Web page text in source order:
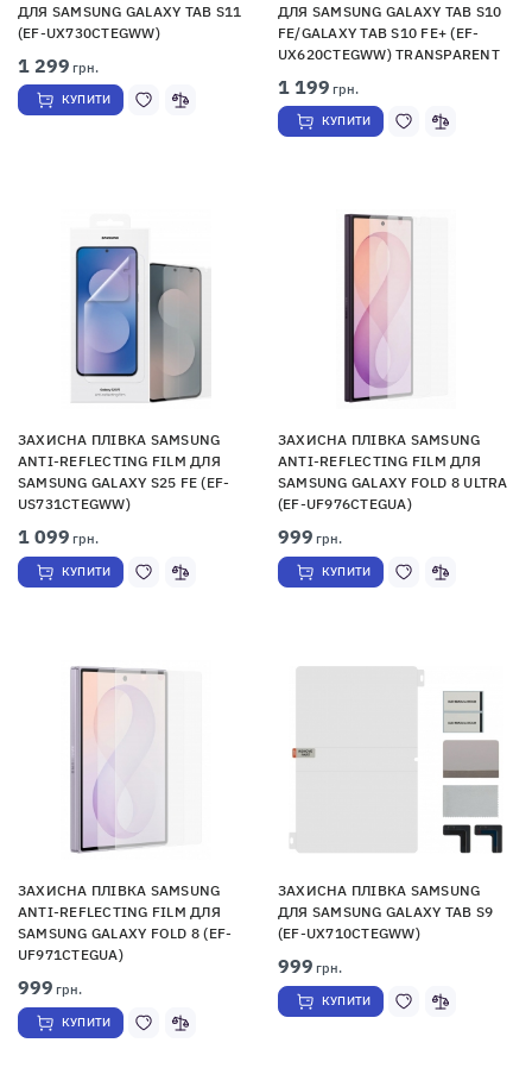
ДЛЯ SAMSUNG GALAXY TAB S11
(EF-UX730CTEGWW)
1 299 грн.
КУПИТИ
ДЛЯ SAMSUNG GALAXY TAB S10
FE/GALAXY TAB S10 FE+ (EF-
UX620CTEGWW) TRANSPARENT
1 199 грн.
КУПИТИ
ЗАХИСНА ПЛІВКА SAMSUNG
ANTI-REFLECTING FILM ДЛЯ
SAMSUNG GALAXY S25 FE (EF-
US731CTEGWW)
1 099 грн.
КУПИТИ
ЗАХИСНА ПЛІВКА SAMSUNG
ANTI-REFLECTING FILM ДЛЯ
SAMSUNG GALAXY FOLD 8 ULTRA
(EF-UF976CTEGUA)
999 грн.
КУПИТИ
ЗАХИСНА ПЛІВКА SAMSUNG
ANTI-REFLECTING FILM ДЛЯ
SAMSUNG GALAXY FOLD 8 (EF-
UF971CTEGUA)
999 грн.
КУПИТИ
ЗАХИСНА ПЛІВКА SAMSUNG
ДЛЯ SAMSUNG GALAXY TAB S9
(EF-UX710CTEGWW)
999 грн.
КУПИТИ